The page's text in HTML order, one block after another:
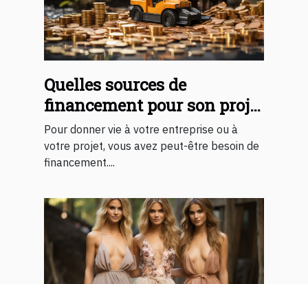
Quelles sources de
financement pour son projet
?
Pour donner vie à votre entreprise ou à
votre projet, vous avez peut-être besoin de
financement....